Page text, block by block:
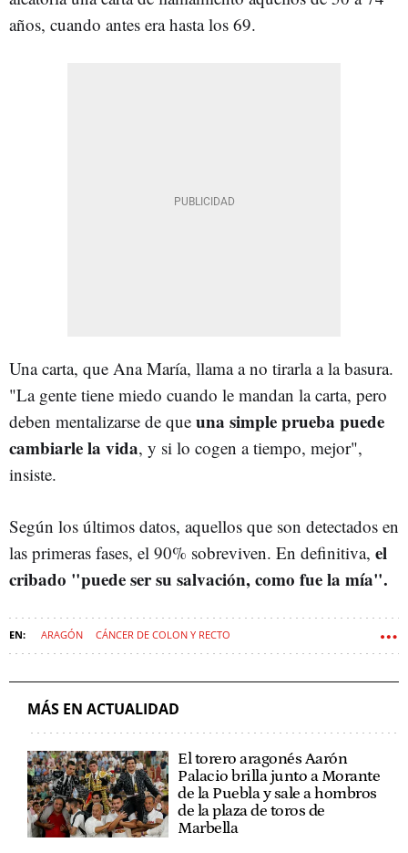
años, cuando antes era hasta los 69.
Una carta, que Ana María, llama a no tirarla a la basura.
"La gente tiene miedo cuando le mandan la carta, pero
deben mentalizarse de que una simple prueba puede
cambiarle la vida, y si lo cogen a tiempo, mejor",
insiste.
Según los últimos datos, aquellos que son detectados en
las primeras fases, el 90% sobreviven. En definitiva, el
cribado "puede ser su salvación, como fue la mía".
ARAGÓN CÁNCER DE COLON Y RECTO
MÁS EN ACTUALIDAD
El torero aragonés Aarón
Palacio brilla junto a Morante
de la Puebla y sale a hombros
de la plaza de toros de
Marbella